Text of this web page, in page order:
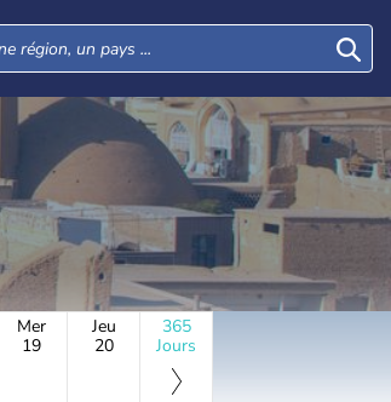
Mer
19
Jeu
20
365
Jours